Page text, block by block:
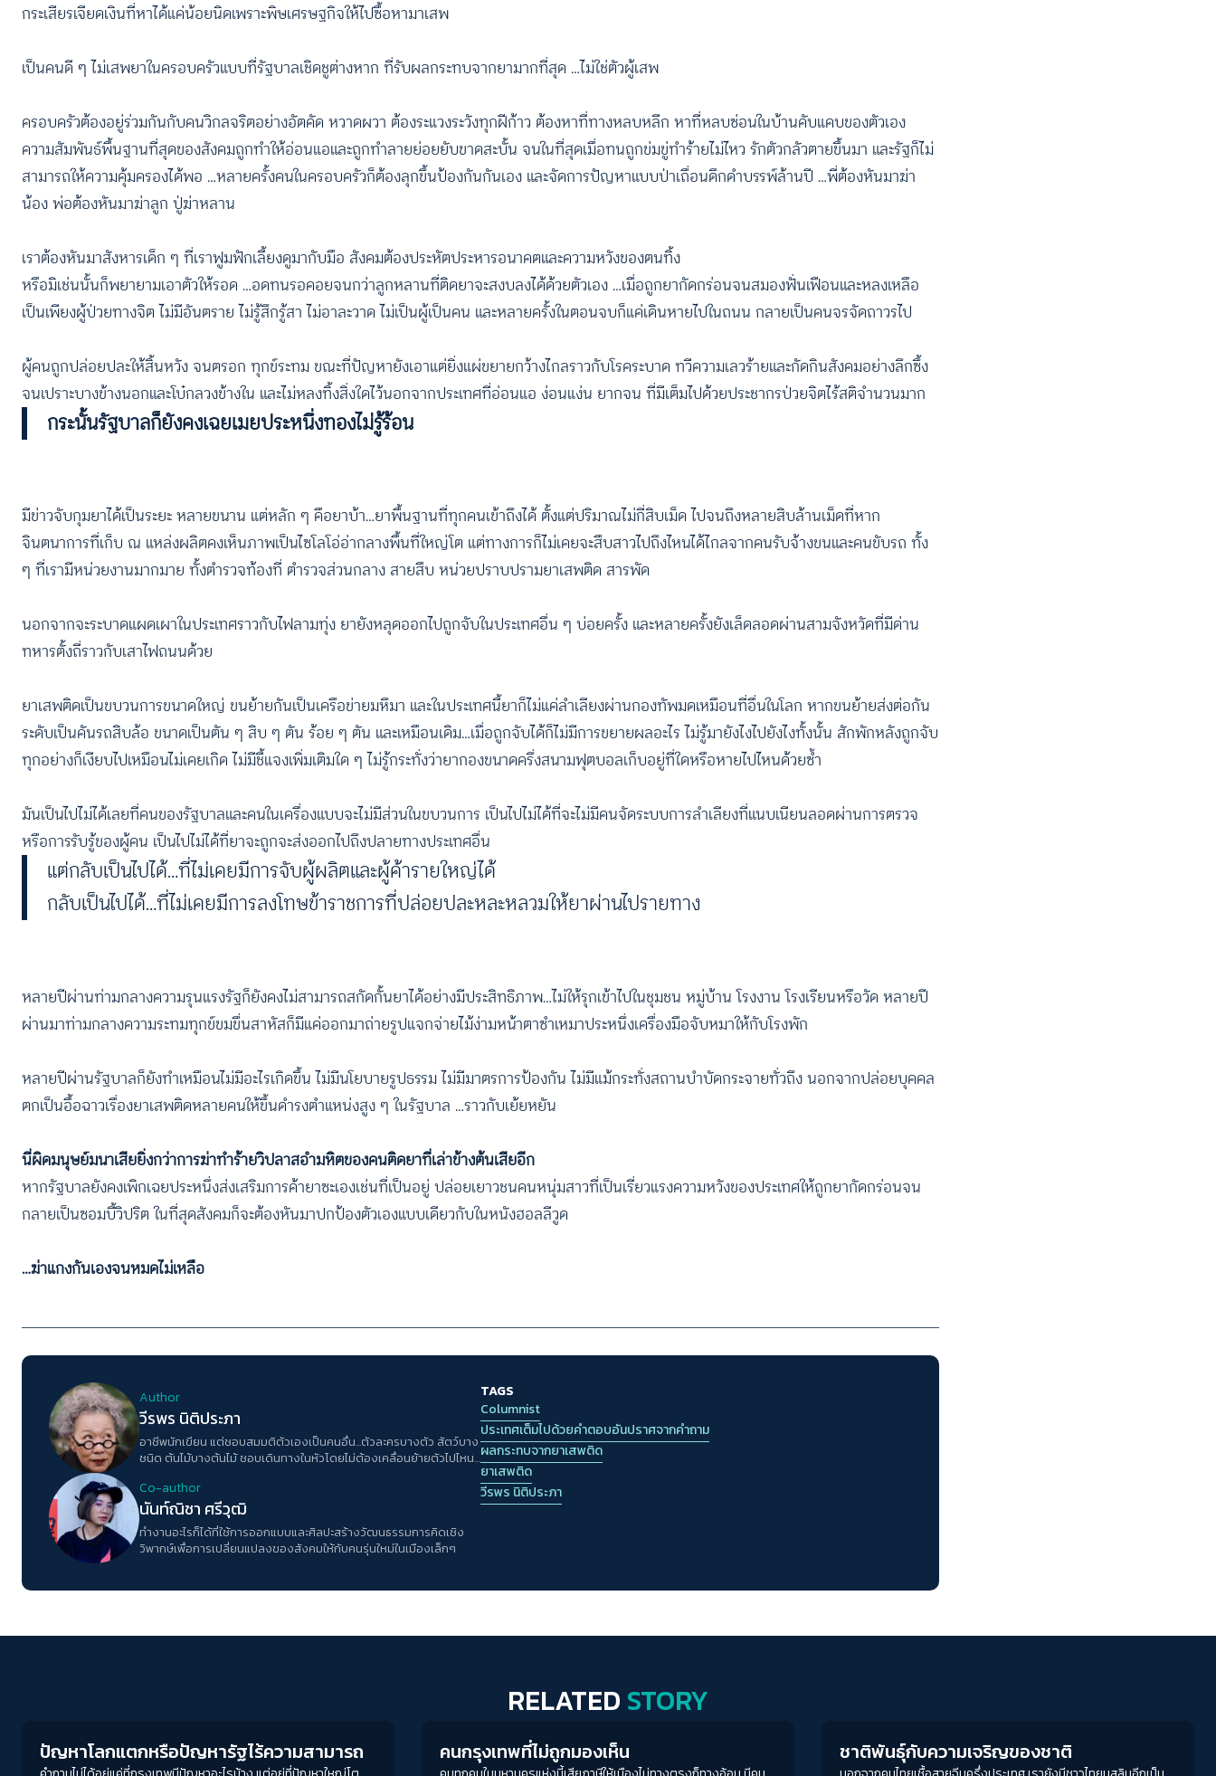
กระเสียรเจียดเงินที่หาได้แค่น้อยนิดเพราะพิษเศรษฐกิจให้ไปซื้อหามาเสพ
เป็นคนดี ๆ ไม่เสพยาในครอบครัวแบบที่รัฐบาลเชิดชูต่างหาก ที่รับผลกระทบจากยามากที่สุด …ไม่ใช่ตัวผู้เสพ
ครอบครัวต้องอยู่ร่วมกันกับคนวิกลจริตอย่างอัตคัด หวาดผวา ต้องระแวงระวังทุกฝีก้าว ต้องหาที่ทางหลบหลีก หาที่หลบซ่อนในบ้านคับแคบของตัวเอง
ความสัมพันธ์พื้นฐานที่สุดของสังคมถูกทำให้อ่อนแอและถูกทำลายย่อยยับขาดสะบั้น จนในที่สุดเมื่อทนถูกข่มขู่ทำร้ายไม่ไหว รักตัวกลัวตายขึ้นมา และรัฐก็ไม่
สามารถให้ความคุ้มครองได้พอ …หลายครั้งคนในครอบครัวก็ต้องลุกขึ้นป้องกันกันเอง และจัดการปัญหาแบบป่าเถื่อนดึกดำบรรพ์ล้านปี …พี่ต้องหันมาฆ่า
น้อง พ่อต้องหันมาฆ่าลูก ปู่ฆ่าหลาน
เราต้องหันมาสังหารเด็ก ๆ ที่เราฟูมฟักเลี้ยงดูมากับมือ สังคมต้องประหัตประหารอนาคตและความหวังของตนทิ้ง
หรือมิเช่นนั้นก็พยายามเอาตัวให้รอด …อดทนรอคอยจนกว่าลูกหลานที่ติดยาจะสงบลงได้ด้วยตัวเอง …เมื่อถูกยากัดกร่อนจนสมองฟั่นเฟือนและหลงเหลือ
เป็นเพียงผู้ป่วยทางจิต ไม่มีอันตราย ไม่รู้สึกรู้สา ไม่อาละวาด ไม่เป็นผู้เป็นคน และหลายครั้งในตอนจบก็แค่เดินหายไปในถนน กลายเป็นคนจรจัดถาวรไป
ผู้คนถูกปล่อยปละให้สิ้นหวัง จนตรอก ทุกข์ระทม ขณะที่ปัญหายังเอาแต่ยิ่งแผ่ขยายกว้างไกลราวกับโรคระบาด ทวีความเลวร้ายและกัดกินสังคมอย่างลึกซึ้ง
จนเปราะบางข้างนอกและโบ๋กลวงข้างใน และไม่หลงทิ้งสิ่งใดไว้นอกจากประเทศที่อ่อนแอ ง่อนแง่น ยากจน ที่มีเต็มไปด้วยประชากรป่วยจิตไร้สติจำนวนมาก
กระนั้นรัฐบาลก็ยังคงเฉยเมยประหนึ่งทองไม่รู้ร้อน
มีข่าวจับกุมยาได้เป็นระยะ หลายขนาน แต่หลัก ๆ คือยาบ้า…ยาพื้นฐานที่ทุกคนเข้าถึงได้ ตั้งแต่ปริมาณไม่กี่สิบเม็ด ไปจนถึงหลายสิบล้านเม็ดที่หาก
จินตนาการที่เก็บ ณ แหล่งผลิตคงเห็นภาพเป็นไซโลโอ่อ่ากลางพื้นที่ใหญ่โต แต่ทางการก็ไม่เคยจะสืบสาวไปถึงไหนได้ไกลจากคนรับจ้างขนและคนขับรถ ทั้ง
ๆ ที่เรามีหน่วยงานมากมาย ทั้งตำรวจท้องที่ ตำรวจส่วนกลาง สายสืบ หน่วยปราบปรามยาเสพติด สารพัด
นอกจากจะระบาดแผดเผาในประเทศราวกับไฟลามทุ่ง ยายังหลุดออกไปถูกจับในประเทศอื่น ๆ บ่อยครั้ง และหลายครั้งยังเล็ดลอดผ่านสามจังหวัดที่มีด่าน
ทหารตั้งถี่ราวกับเสาไฟถนนด้วย
ยาเสพติดเป็นขบวนการขนาดใหญ่ ขนย้ายกันเป็นเครือข่ายมหึมา และในประเทศนี้ยาก็ไม่แค่ลำเลียงผ่านกองทัพมดเหมือนที่อื่นในโลก หากขนย้ายส่งต่อกัน
ระดับเป็นคันรถสิบล้อ ขนาดเป็นตัน ๆ สิบ ๆ ตัน ร้อย ๆ ตัน และเหมือนเดิม…เมื่อถูกจับได้ก็ไม่มีการขยายผลอะไร ไม่รู้มายังไงไปยังไงทั้งนั้น สักพักหลังถูกจับ
ทุกอย่างก็เงียบไปเหมือนไม่เคยเกิด ไม่มีชี้แจงเพิ่มเติมใด ๆ ไม่รู้กระทั่งว่ายากองขนาดครึ่งสนามฟุตบอลเก็บอยู่ที่ใดหรือหายไปไหนด้วยซ้ำ
มันเป็นไปไม่ได้เลยที่คนของรัฐบาลและคนในเครื่องแบบจะไม่มีส่วนในขบวนการ เป็นไปไม่ได้ที่จะไม่มีคนจัดระบบการลำเลียงที่แนบเนียนลอดผ่านการตรวจ
หรือการรับรู้ของผู้คน เป็นไปไม่ได้ที่ยาจะถูกจะส่งออกไปถึงปลายทางประเทศอื่น
แต่กลับเป็นไปได้…ที่ไม่เคยมีการจับผู้ผลิตและผู้ค้ารายใหญ่ได้
กลับเป็นไปได้…ที่ไม่เคยมีการลงโทษข้าราชการที่ปล่อยปละหละหลวมให้ยาผ่านไปรายทาง
หลายปีผ่านท่ามกลางความรุนแรงรัฐก็ยังคงไม่สามารถสกัดกั้นยาได้อย่างมีประสิทธิภาพ…ไม่ให้รุกเข้าไปในชุมชน หมู่บ้าน โรงงาน โรงเรียนหรือวัด หลายปี
ผ่านมาท่ามกลางความระทมทุกข์ขมขื่นสาหัสก็มีแค่ออกมาถ่ายรูปแจกจ่ายไม้ง่ามหน้าตาซำเหมาประหนึ่งเครื่องมือจับหมาให้กับโรงพัก
หลายปีผ่านรัฐบาลก็ยังทำเหมือนไม่มีอะไรเกิดขึ้น ไม่มีนโยบายรูปธรรม ไม่มีมาตรการป้องกัน ไม่มีแม้กระทั่งสถานบำบัดกระจายทั่วถึง นอกจากปล่อยบุคคล
ตกเป็นอื้อฉาวเรื่องยาเสพติดหลายคนให้ขึ้นดำรงตำแหน่งสูง ๆ ในรัฐบาล …ราวกับเย้ยหยัน
นี่ผิดมนุษย์มนาเสียยิ่งกว่าการฆ่าทำร้ายวิปลาสอำมหิตของคนติดยาที่เล่าข้างต้นเสียอีก
หากรัฐบาลยังคงเพิกเฉยประหนึ่งส่งเสริมการค้ายาซะเองเช่นที่เป็นอยู่ ปล่อยเยาวชนคนหนุ่มสาวที่เป็นเรี่ยวแรงความหวังของประเทศให้ถูกยากัดกร่อนจน
กลายเป็นซอมบี้วิปริต ในที่สุดสังคมก็จะต้องหันมาปกป้องตัวเองแบบเดียวกับในหนังฮอลลีวูด
…ฆ่าแกงกันเองจนหมดไม่เหลือ
Author
วีรพร นิติประภา
อาชีพนักเขียน แต่ชอบสมมติตัวเองเป็นคนอื่น...ตัวละครบางตัว สัตว์บาง
ชนิด ต้นไม้บางต้นไม้ ชอบเดินทางในหัวโดยไม่ต้องเคลื่อนย้ายตัวไปไหน
อธิบายตัวเอง
Co-author
นันท์ณิชา ศรีวุฒิ
ทำงานอะไรก็ได้ที่ใช้การออกแบบและศิลปะสร้างวัฒนธรรมการคิดเชิง
วิพากษ์เพื่อการเปลี่ยนแปลงของสังคมให้กับคนรุ่นใหม่ในเมืองเล็กๆ
TAGS
Columnist
ประเทศเต็มไปด้วยคำตอบอันปราศจากคำถาม
ผลกระทบจากยาเสพติด
ยาเสพติด
วีรพร นิติประภา
RELATED STORY
ปัญหาโลกแตกหรือปัญหารัฐไร้ความสามารถ คนกรุงเทพที่ไม่ถูกมองเห็น ชาติพันธุ์กับความเจริญของชาติ
A-